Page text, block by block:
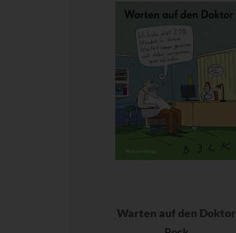
Warten auf den Doktor